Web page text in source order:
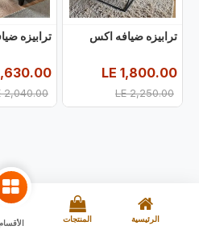
ترابيزه ضيافه اكس
1,800.00
2,250.00
LE
ترابيزه
2,040.00
LE
الرئيسية المنتجات الأقسام